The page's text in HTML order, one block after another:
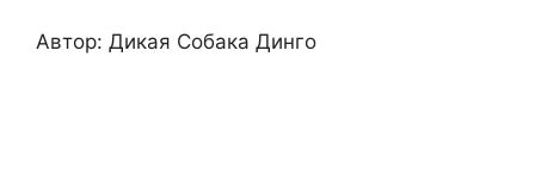
Автор: Дикая Собака Динго